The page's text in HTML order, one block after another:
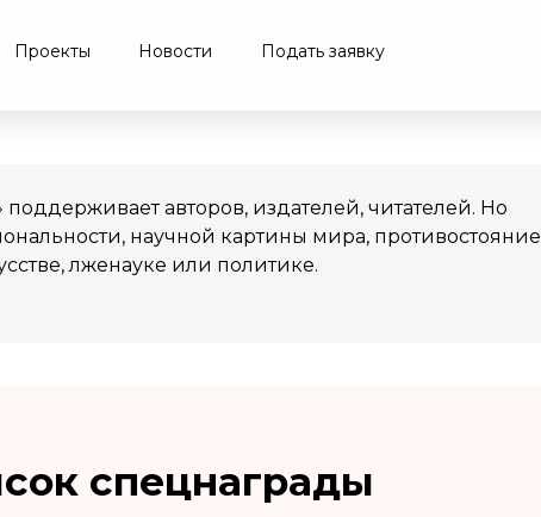
Проекты Новости Подать заявку
авторов, издателей, читателей. Но
научной картины мира, противостояние
лженауке или политике.
спецнаграды